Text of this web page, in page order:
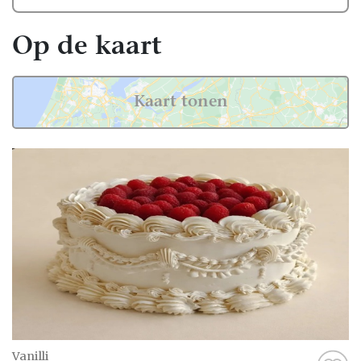
uit verschillende vullingen, zoals
De taartenmakers in Luik - België werken
met de hoogste kwaliteit ingrediënten en
maken de taart met zorg en aandacht. Ze
houden rekening met eventuele dieetwensen
Vind de beste bruidstaart voor
jullie bruiloft
Op Trouwen.nl vind je tal van professionele
taartmakers in Luik - België die jullie kunnen
helpen de perfecte bruidstaart te vinden.
Van smaakvolle creaties tot stijlvolle
hebt om de bruidstaart van je dromen te
Vanilli
Op de kaart
Kaart tonen